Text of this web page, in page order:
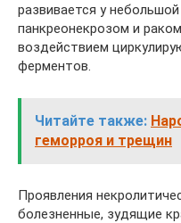
развивается у
панкреонекрозом и
воздействием
ферментов.
Читайте также:
геморроя и трещин
Проявления
болезненные, зудящие